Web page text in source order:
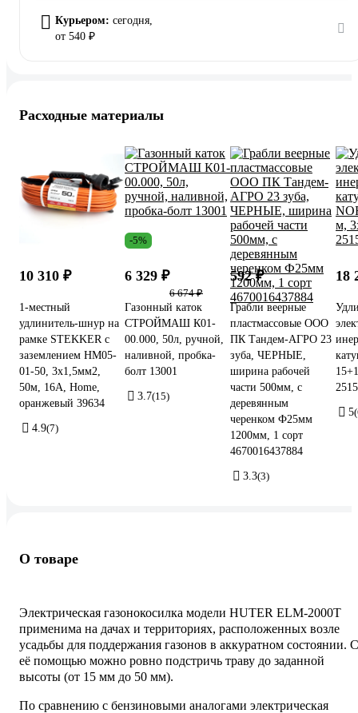
Курьером: сегодня,
от 540 ₽
Расходные материалы
10 310 ₽
1-местный
удлинитель-шнур на
рамке STEKKER с
заземлением HM05-
01-50, 3х1,5мм2,
50м, 16А, Home,
оранжевый 39634
4.9(7)
-5%
6 329 ₽
6 674 ₽
Газонный каток
СТРОЙМАШ К01-
00.000, 50л, ручной,
наливной, пробка-
болт 13001
3.7(15)
592 ₽
Грабли веерные
пластмассовые ООО
ПК Тандем-АГРО 23
зуба, ЧЕРНЫЕ,
ширина рабочей
части 500мм, с
деревянным
черенком Ф25мм
1200мм, 1 сорт
4670016437884
3.3(3)
18
5
О товаре
Электрическая газонокосилка модели HUTER ELM-2000T
применима на дачах и территориях, расположенных возле
усадьбы для поддержания газонов в аккуратном состоянии. С
её помощью можно ровно подстричь траву до заданной
высоты (от 15 мм до 50 мм).
По сравнению с бензиновыми аналогами электрическая